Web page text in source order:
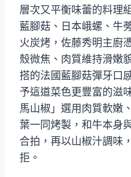
層次又平衡味蕾的料理
藍腳菇、日本峨螺、牛
火炭烤，佐藤秀明主廚
殼微焦、肉質維持滑嫩
搭的法國藍腳菇彈牙口
予這道菜色更豐富的滋
馬山椒」選用肉質軟嫩
葉一同烤製，和牛本身
合拍，再以山椒汁調味
拒。